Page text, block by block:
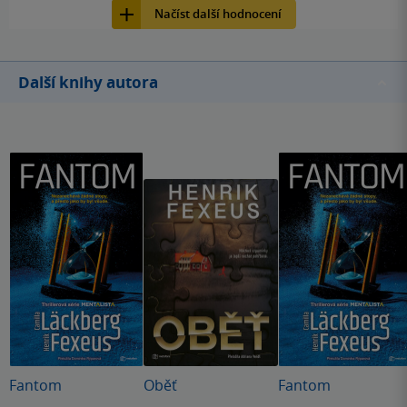
Je mi líto, že po nadšení z prvního dílu mi Kult přinesl
bylo by to lepší.
Načíst další hodnocení
Další knihy autora
Fantom Oběť Fantom